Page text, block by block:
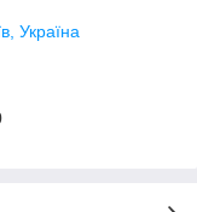
Україна